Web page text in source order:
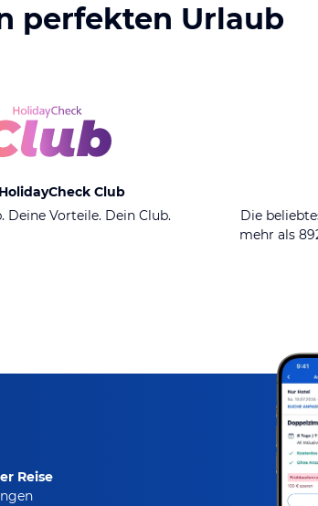
perfekten Urlaub
Club
Deine Vorteile. Dein Club.
Die
mehr als
Reise